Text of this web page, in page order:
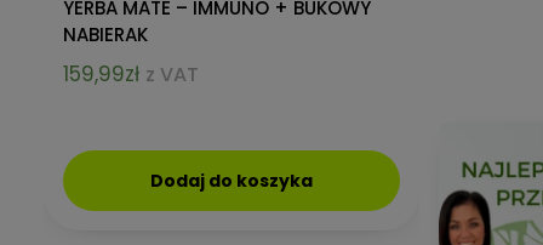
ZESTAW PREZENTOWY YERBA MATE –
IMMUNO HEALTH + BUKOWY
NABIERAK
Dodaj do koszyka